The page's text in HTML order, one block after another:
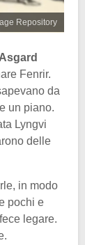
Repository
Fenrir.
da
un piano.
Lyngvi
delle
in modo
pochi e
legare.